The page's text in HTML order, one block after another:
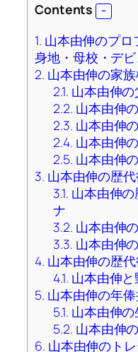
Contents
1. 山本由伸のプロ
身地・母校・デ
2. 山本由伸の家
2.1. 山本由伸
2.2. 山本由伸
2.3. 山本由伸
2.4. 山本由伸
2.5. 山本由伸
3. 山本由伸の歴
3.1. 山本由伸
ナ
3.2. 山本由伸
3.3. 山本由伸
4. 山本由伸の歴
4.1. 山本由伸
5. 山本由伸の年
5.1. 山本由伸
5.2. 山本由伸
6. 山本由伸のト